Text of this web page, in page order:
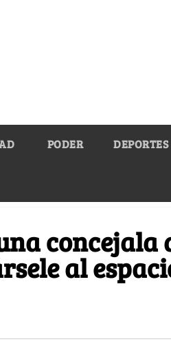
PODER DEPORTES
concejala
al